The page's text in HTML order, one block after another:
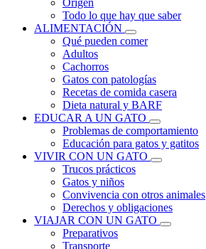
Origen
Todo lo que hay que saber
ALIMENTACIÓN
Qué pueden comer
Adultos
Cachorros
Gatos con patologías
Recetas de comida casera
Dieta natural y BARF
EDUCAR A UN GATO
Problemas de comportamiento
Educación para gatos y gatitos
VIVIR CON UN GATO
Trucos prácticos
Gatos y niños
Convivencia con otros animales
Derechos y obligaciones
VIAJAR CON UN GATO
Preparativos
Transporte